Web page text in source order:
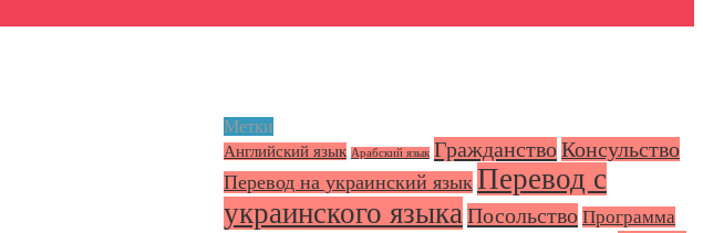
Метки
Английский язык Арабский язык ГражданствоКонсульство
Перевод на украинский язык Перевод с
украинского языкаПосольство Программа